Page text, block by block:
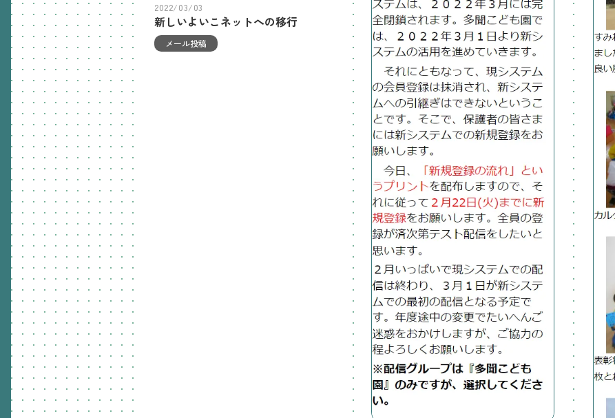
2022/03/03
新しいよいこネットへの移行
メール投稿